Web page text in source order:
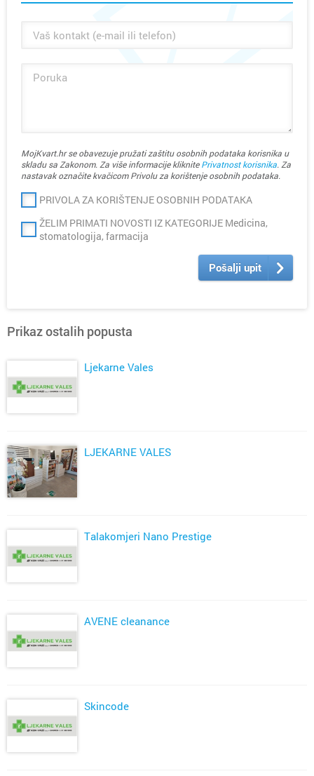
MojKvart.hr se obavezuje pružati zaštitu osobnih podataka korisnika u
skladu sa Zakonom. Za više informacije kliknitePrivatnost korisnika. Za
nastavak označite kvačicom Privolu za korištenje osobnih podataka.
PRIVOLA ZA KORIŠTENJE OSOBNIH PODATAKA
ŽELIM PRIMATI NOVOSTI IZ KATEGORIJE Medicina,
stomatologija, farmacija
Pošalji upit
Prikaz ostalih popusta
Ljekarne Vales
LJEKARNE VALES
Talakomjeri Nano Prestige
AVENE cleanance
Skincode